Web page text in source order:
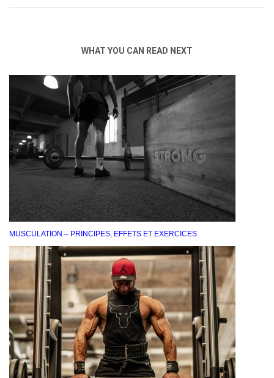
WHAT YOU CAN READ NEXT
MUSCULATION – PRINCIPES, EFFETS ET EXERCICES